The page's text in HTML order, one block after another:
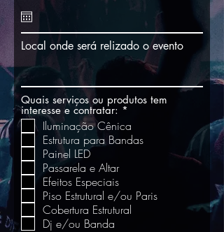
Local onde será relizado o evento
Quais serviços ou produtos tem
interesse e contratar: *
r
i
r
i
o
Iluminação Cênica
Estrutura para Bandas
Painel LED
Passarela e Altar
Efeitos Especiais
Piso Estrutural e/ou Paris
Cobertura Estrutural
Dj e/ou Banda